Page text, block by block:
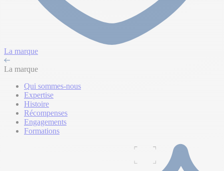
La marque
La marque
Qui sommes-nous
Expertise
Histoire
Récompenses
Engagements
Formations